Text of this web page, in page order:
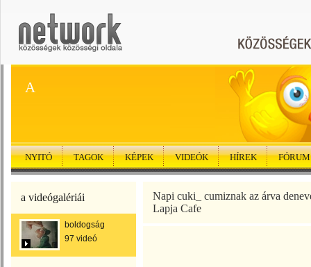
A
NYITÓ TAGOK KÉPEK VIDEÓK HÍREK FÓRUM
a videógalériái
boldogság
97 videó
Napi cuki_ cumiznak az árva
Lapja Cafe